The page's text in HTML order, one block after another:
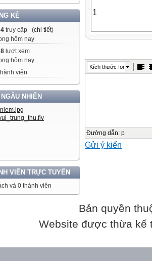
KÊ
truy cập (chi tiết)
hôm nay
lượt xem
hôm nay
viên
NHIÊN
VIÊN TRỰC TUYẾN
và 0 thành viên
1
Chủ đề
Nhận biết
bằng nhau.
Các phép tính
Kích thước font
Đường dẫn: p
Gửi ý kiến
Bản quyền
Website được thừa